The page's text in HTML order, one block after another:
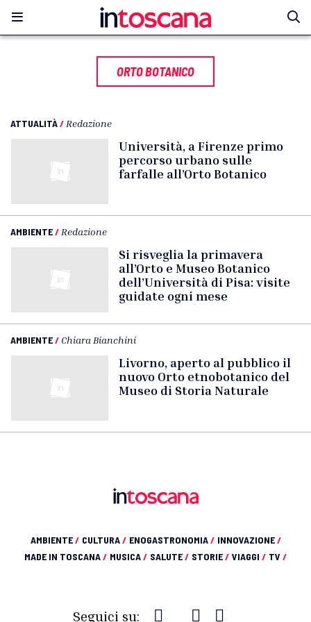
ORTO BOTANICO
ATTUALITÀ/ Redazione
Università, a Firenze primo
percorso urbano sulle
farfalle all’Orto Botanico
AMBIENTE/ Redazione
Si risveglia la primavera
all’Orto e Museo Botanico
dell’Università di Pisa: visite
guidate ogni mese
AMBIENTE/ Chiara Bianchini
Livorno, aperto al pubblico il
nuovo Orto etnobotanico del
Museo di Storia Naturale
AMBIENTE/ CULTURA/ ENOGASTRONOMIA/ INNOVAZIONE/
MADE IN TOSCANA/ MUSICA/ SALUTE/ STORIE/ VIAGGI / TV /
Seguici su: